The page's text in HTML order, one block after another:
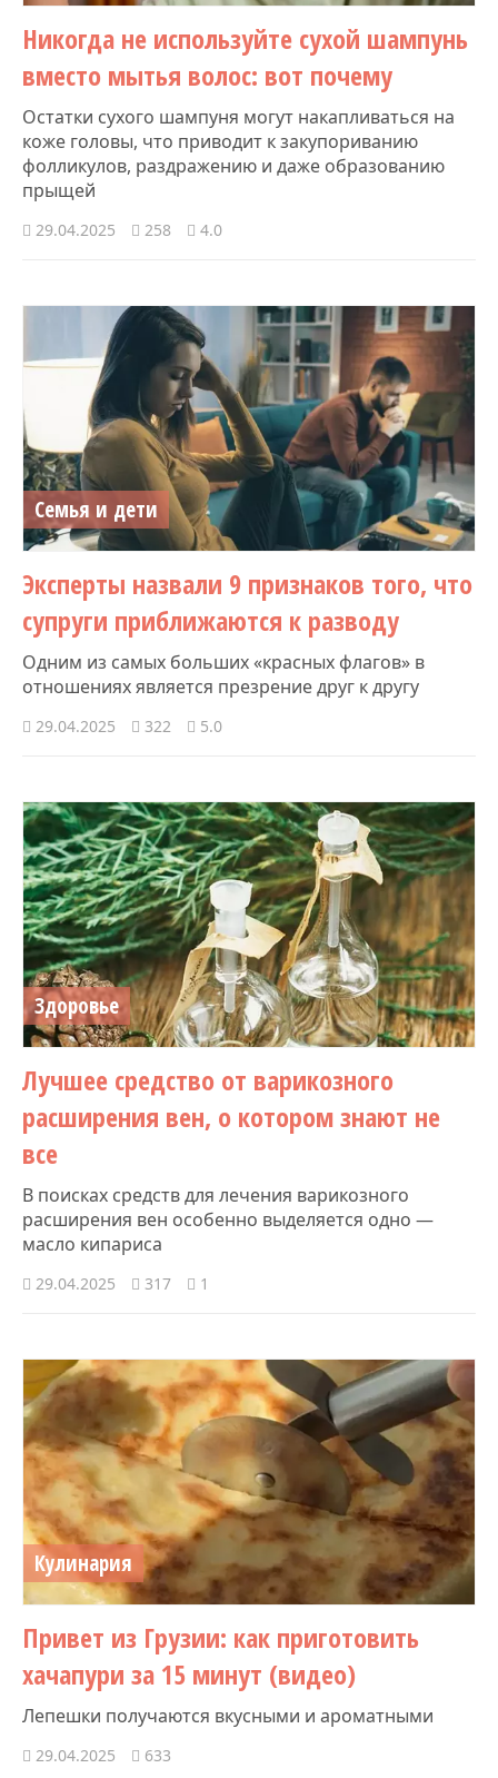
Никогда не используйте сухой шампунь
вместо мытья волос: вот почему
Остатки сухого шампуня могут накапливаться на
коже головы, что приводит к закупориванию
фолликулов, раздражению и даже образованию
прыщей
29.04.2025 258 4.0
Семья и дети
Эксперты назвали 9 признаков того, что
супруги приближаются к разводу
Одним из самых больших «красных флагов» в
отношениях является презрение друг к другу
29.04.2025 322 5.0
Здоровье
Лучшее средство от варикозного
расширения вен, о котором знают не
все
В поисках средств для лечения варикозного
расширения вен особенно выделяется одно —
масло кипариса
29.04.2025 317 1
Кулинария
Привет из Грузии: как приготовить
хачапури за 15 минут (видео)
Лепешки получаются вкусными и ароматными
29.04.2025 633